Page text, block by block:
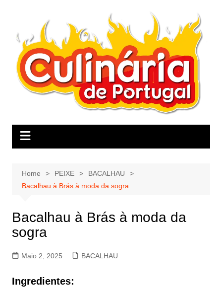
Home PEIXE
BACALHAU
Bacalhau à Brás à moda da sogra
Bacalhau à Brás à moda da
sogra
Maio 2, 2025 BACALHAU
Ingredientes: